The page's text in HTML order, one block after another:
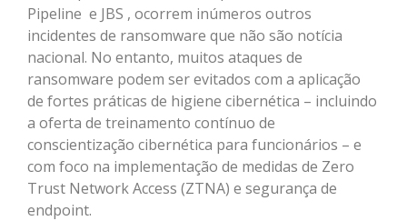
Pipeline e JBS , ocorrem inúmeros outros
incidentes de ransomware que não são notícia
nacional. No entanto, muitos ataques de
ransomware podem ser evitados com a aplicação
de fortes práticas de higiene cibernética – incluindo
a oferta de treinamento contínuo de
conscientização cibernética para funcionários – e
com foco na implementação de medidas de Zero
Trust Network Access (ZTNA) e segurança de
endpoint.